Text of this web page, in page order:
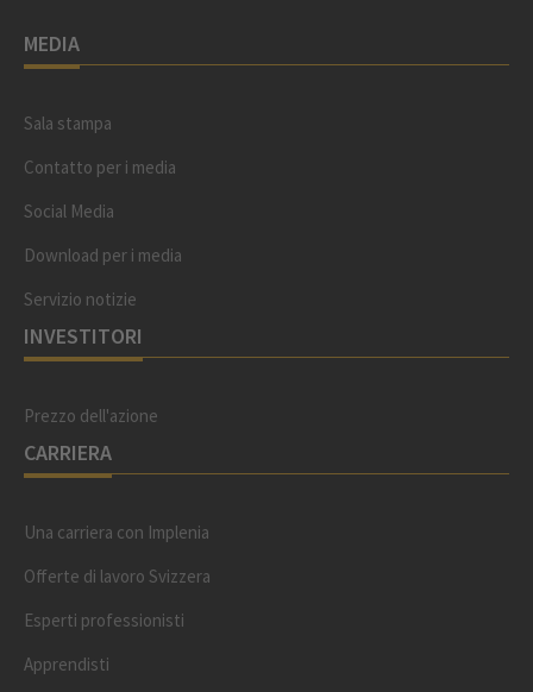
MEDIA
Sala stampa
Contatto per i media
Social Media
Download per i media
Servizio notizie
INVESTITORI
Prezzo dell'azione
CARRIERA
Una carriera con Implenia
Offerte di lavoro Svizzera
Esperti professionisti
Apprendisti